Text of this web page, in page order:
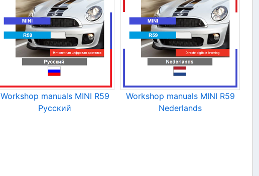
Workshop manuals MINI R59
Русский
Workshop manuals MINI R59
Nederlands